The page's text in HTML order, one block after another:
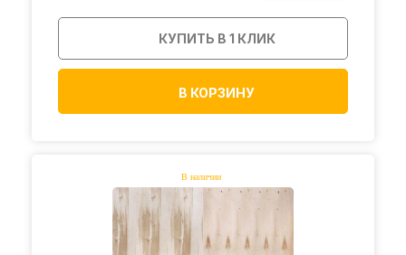
КУПИТЬ В 1 КЛИК
В КОРЗИНУ